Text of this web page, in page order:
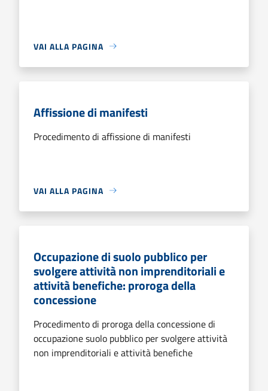
VAI ALLA PAGINA
Affissione di manifesti
Procedimento di affissione di manifesti
VAI ALLA PAGINA
Occupazione di suolo pubblico per
svolgere attività non imprenditoriali e
attività benefiche: proroga della
concessione
Procedimento di proroga della concessione di
occupazione suolo pubblico per svolgere attività
non imprenditoriali e attività benefiche